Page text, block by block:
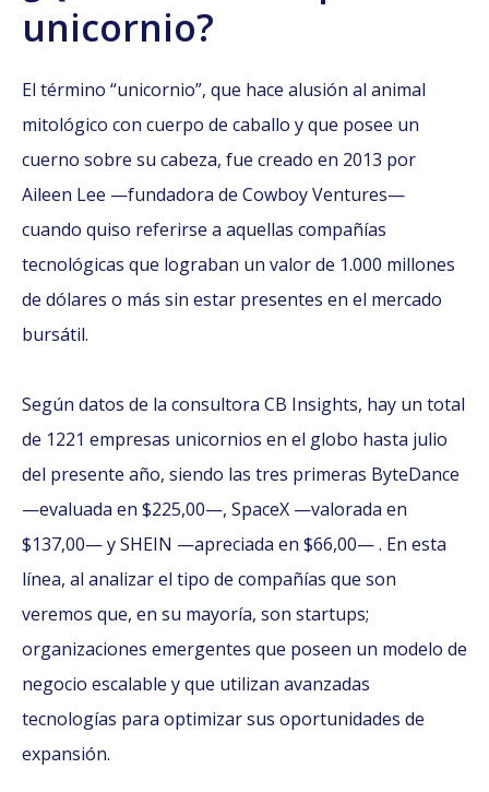
unicornio?
El término “unicornio”, que hace alusión al animal
mitológico con cuerpo de caballo y que posee un
cuerno sobre su cabeza, fue creado en 2013 por
Aileen Lee —fundadora de Cowboy Ventures—
cuando quiso referirse a aquellas compañías
tecnológicas que lograban un valor de 1.000 millones
de dólares o más sin estar presentes en el mercado
bursátil.
Según datos de la consultora CB Insights, hay un total
de 1221 empresas unicornios en el globo hasta julio
del presente año, siendo las tres primeras ByteDance
—evaluada en $225,00—, SpaceX —valorada en
$137,00— y SHEIN —apreciada en $66,00— . En esta
línea, al analizar el tipo de compañías que son
veremos que, en su mayoría, son startups;
organizaciones emergentes que poseen un modelo de
negocio escalable y que utilizan avanzadas
tecnologías para optimizar sus oportunidades de
expansión.